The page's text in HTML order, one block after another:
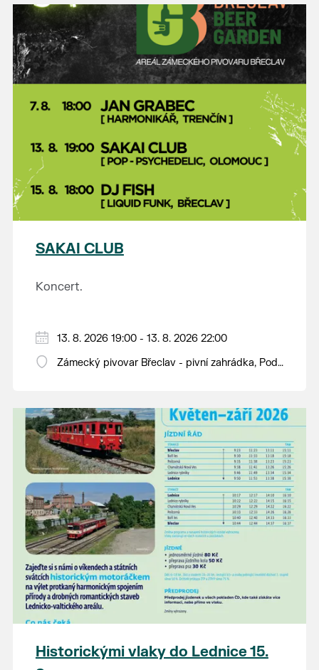
SAKAI CLUB
Koncert.
13. 8. 2026 19:00 - 13. 8. 2026 22:00
Zámecký pivovar Břeclav - pivní zahrádka, Pod
Historickými vlaky do Lednice 15.